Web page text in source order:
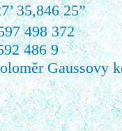
35,846 25”
498 372
486 9
Gaussovy